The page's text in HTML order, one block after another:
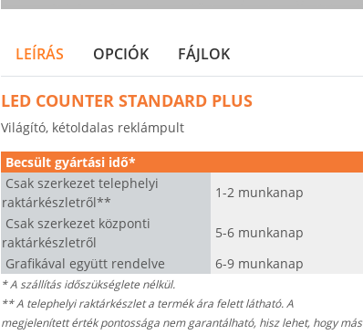
LEÍRÁS OPCIÓK FÁJLOK
LED COUNTER STANDARD PLUS
Világító, kétoldalas reklámpult
Becsült gyártási idő*
Csak szerkezet telephelyi
raktárkészletről**
1-2 munkanap
Csak szerkezet központi
raktárkészletről
5-6 munkanap
Grafikával együtt rendelve
6-9 munkanap
* A szállítás időszükséglete nélkül.
** A telephelyi raktárkészlet a termék ára felett látható. A
megjelenített érték pontossága nem garantálható, hisz lehet, hogy más